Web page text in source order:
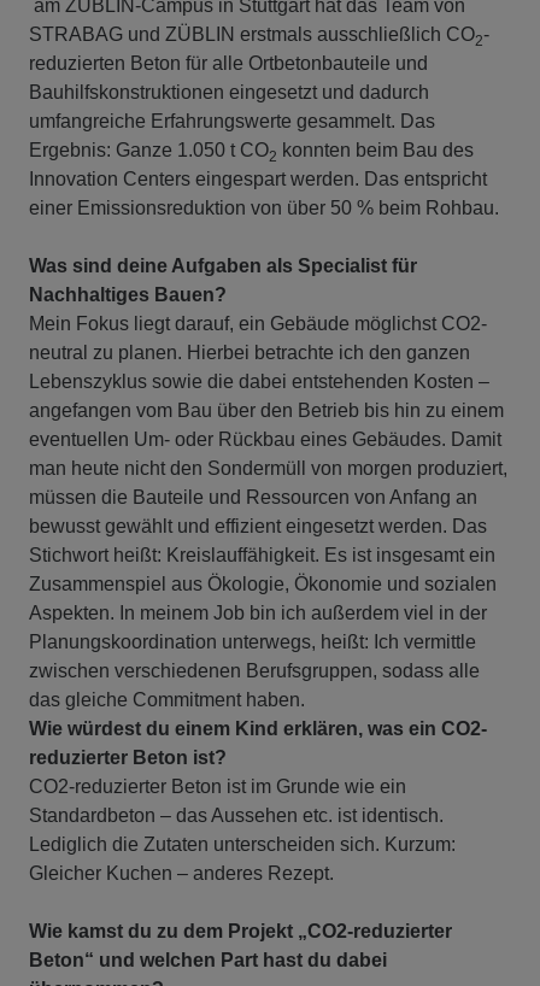
am ZÜBLIN-Campus in Stuttgart hat das Team von
STRABAG und ZÜBLIN erstmals ausschließlich CO2-
reduzierten Beton für alle Ortbetonbauteile und
Bauhilfskonstruktionen eingesetzt und dadurch
umfangreiche Erfahrungswerte gesammelt. Das
Ergebnis: Ganze 1.050 t CO2 konnten beim Bau des
Innovation Centers eingespart werden. Das entspricht
einer Emissionsreduktion von über 50 % beim Rohbau.
Was sind deine Aufgaben als Specialist für
Nachhaltiges Bauen?
Mein Fokus liegt darauf, ein Gebäude möglichst CO2-
neutral zu planen. Hierbei betrachte ich den ganzen
Lebenszyklus sowie die dabei entstehenden Kosten –
angefangen vom Bau über den Betrieb bis hin zu einem
eventuellen Um- oder Rückbau eines Gebäudes. Damit
man heute nicht den Sondermüll von morgen produziert,
müssen die Bauteile und Ressourcen von Anfang an
bewusst gewählt und effizient eingesetzt werden. Das
Stichwort heißt: Kreislauffähigkeit. Es ist insgesamt ein
Zusammenspiel aus Ökologie, Ökonomie und sozialen
Aspekten. In meinem Job bin ich außerdem viel in der
Planungskoordination unterwegs, heißt: Ich vermittle
zwischen verschiedenen Berufsgruppen, sodass alle
das gleiche Commitment haben.
Wie würdest du einem Kind erklären, was ein CO2-
reduzierter Beton ist?
CO2-reduzierter Beton ist im Grunde wie ein
Standardbeton – das Aussehen etc. ist identisch.
Lediglich die Zutaten unterscheiden sich. Kurzum:
Gleicher Kuchen – anderes Rezept.
Wie kamst du zu dem Projekt „CO2-reduzierter
Beton“ und welchen Part hast du dabei